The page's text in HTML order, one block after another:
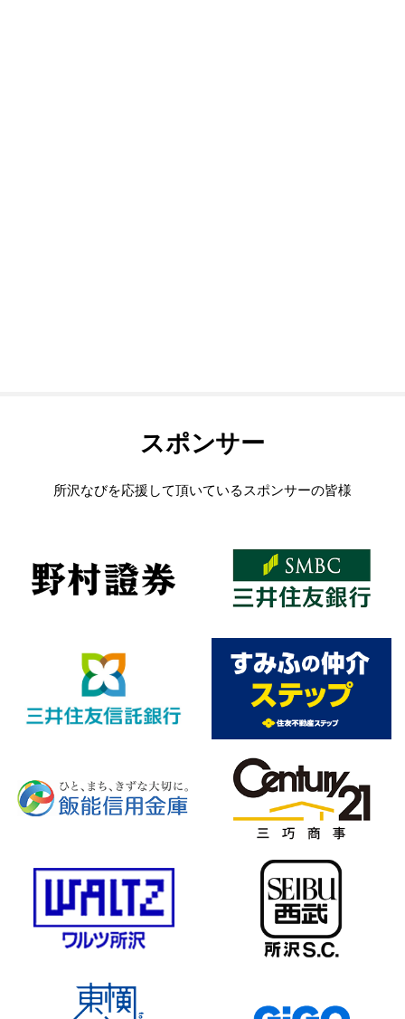
スポンサー
所沢なびを応援して頂いているスポンサーの皆様